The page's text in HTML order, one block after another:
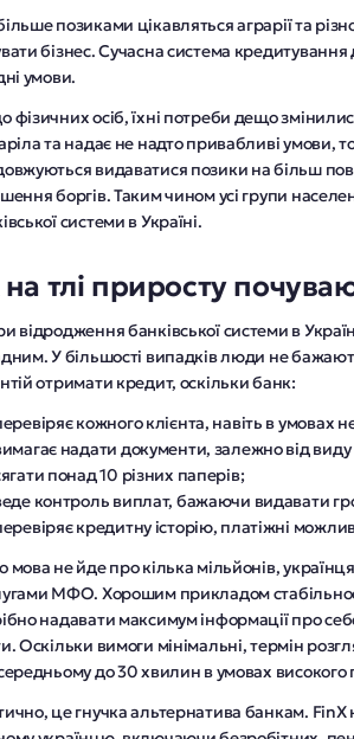
позиками цікавляться аграрії та
бізнес. Сучасна система
умови.
фізичних осіб, їхні потреби дещо
та надає не надто привабливі умови,
видаватися позики на більш
боргів. Таким чином усі групи
системи в Україні.
на тлі приросту
відродження банківської системи в
У більшості випадків люди не
отримати кредит, оскільки банк:
кожного клієнта, навіть в умовах
надати документи, залежно від виду
понад 10 різних паперів;
контроль виплат, бажаючи видавати
кредитну історію, платіжні
мова не йде про кілька мільйонів,
МФО. Хорошим прикладом
надавати максимум інформації про
Оскільки вимоги мінімальні, термін
до 30 хвилин в умовах високого
це гнучка альтернатива банкам. FinX